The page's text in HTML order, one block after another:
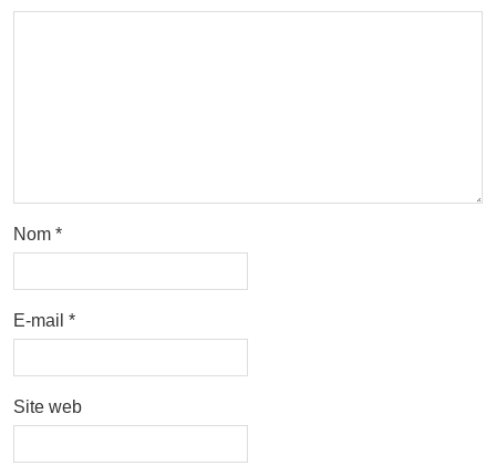
Nom *
E-mail *
Site web